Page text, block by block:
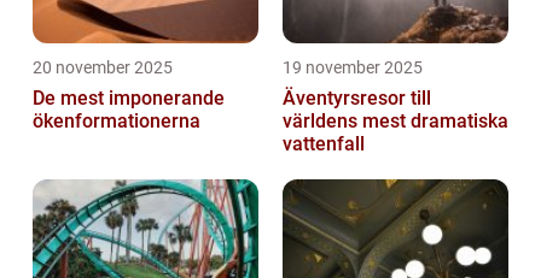
20 november 2025
De mest imponerande
ökenformationerna
19 november 2025
Äventyrsresor till
världens mest dramatiska
vattenfall